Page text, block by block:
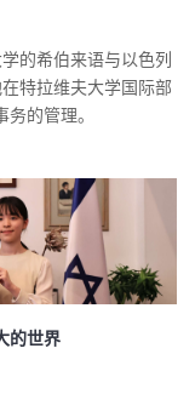
的希伯来语与以色列
特拉维夫大学国际部
的管理。
的世界